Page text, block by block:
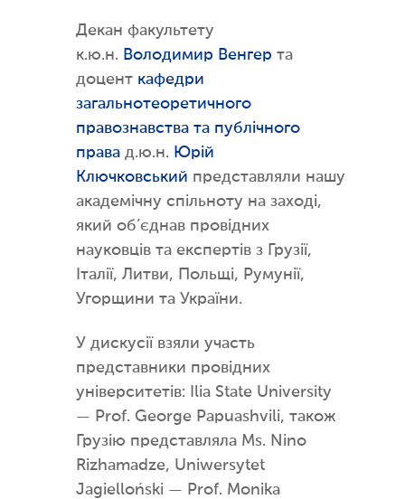
Декан факультету
к.ю.н. Володимир Венгер та
доцент кафедри
загальнотеоретичного
правознавства та публічного
права д.ю.н. Юрій
Ключковський представляли нашу
академічну спільноту на заході,
який об’єднав провідних
науковців та експертів з Грузії,
Італії, Литви, Польщі, Румунії,
Угорщини та України.
У дискусії взяли участь
представники провідних
університетів: Ilia State University
— Prof. George Papuashvili, також
Грузію представляла Ms. Nino
Rizhamadze, Uniwersytet
Jagielloński — Prof. Monika